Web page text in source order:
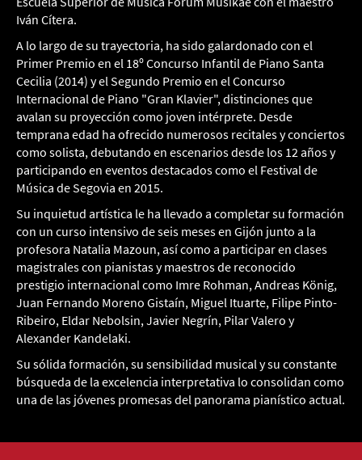
Iván Cítera.
A lo largo de su trayectoria, ha sido galardonado con el
Primer Premio en el 18º Concurso Infantil de Piano Santa
Cecilia (2014) y el Segundo Premio en el Concurso
Internacional de Piano "Gran Klavier", distinciones que
avalan su proyección como joven intérprete. Desde
temprana edad ha ofrecido numerosos recitales y conciertos
como solista, debutando en escenarios desde los 12 años y
participando en eventos destacados como el Festival de
Música de Segovia en 2015.
Su inquietud artística le ha llevado a completar su formación
con un curso intensivo de seis meses en Gijón junto a la
profesora Natalia Mazoun, así como a participar en clases
magistrales con pianistas y maestros de reconocido
prestigio internacional como Imre Rohman, Andreas König,
Juan Fernando Moreno Gistaín, Miguel Ituarte, Filipe Pinto-
Ribeiro, Eldar Nebolsin, Javier Negrín, Pilar Valero y
Alexander Kandelaki.
Su sólida formación, su sensibilidad musical y su constante
búsqueda de la excelencia interpretativa lo consolidan como
una de las jóvenes promesas del panorama pianístico actual.